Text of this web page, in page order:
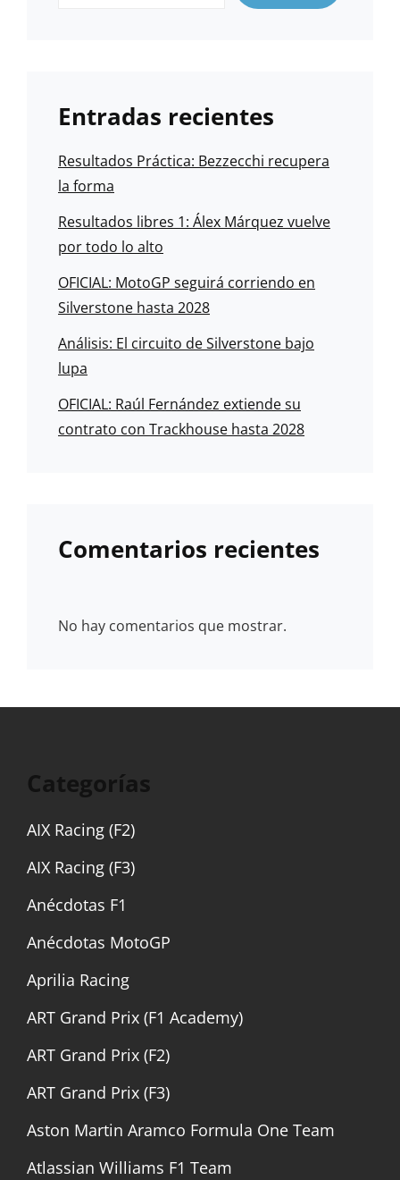
Entradas recientes
Resultados Práctica: Bezzecchi recupera
la forma
Resultados libres 1: Álex Márquez vuelve
por todo lo alto
OFICIAL: MotoGP seguirá corriendo en
Silverstone hasta 2028
Análisis: El circuito de Silverstone bajo
lupa
OFICIAL: Raúl Fernández extiende su
contrato con Trackhouse hasta 2028
Comentarios recientes
No hay comentarios que mostrar.
Categorías
AIX Racing (F2)
AIX Racing (F3)
Anécdotas F1
Anécdotas MotoGP
Aprilia Racing
ART Grand Prix (F1 Academy)
ART Grand Prix (F2)
ART Grand Prix (F3)
Aston Martin Aramco Formula One Team
Atlassian Williams F1 Team